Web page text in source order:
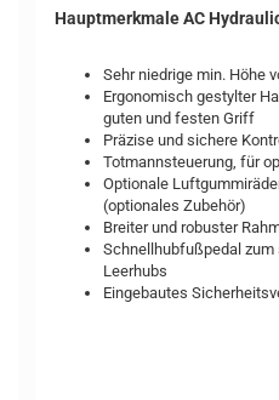
Hauptmerkmale AC
Sehr niedrige min. Höhe
Ergonomisch gestylter
guten und festen Griff
Präzise und sichere
Totmannsteuerung, für
Optionale
(optionales Zubehör)
Breiter und robuster
Schnellhubfußpedal zum
Leerhubs
Eingebautes